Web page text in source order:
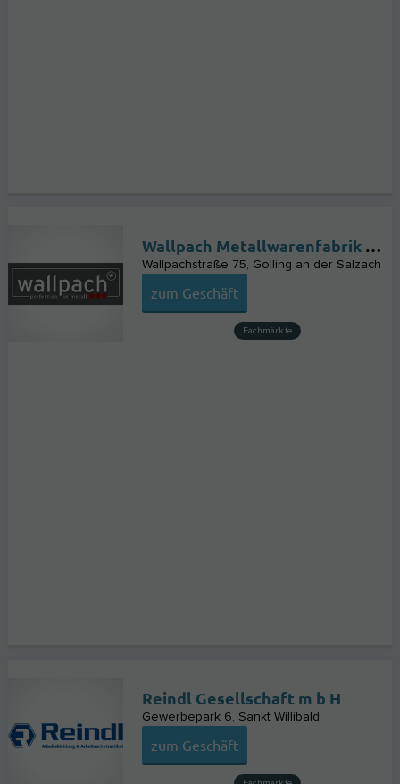
Wallpach Metallwarenfabrik GmbH
Wallpachstraße 75 Golling an der Salzach
zum Geschäft
Fachmärkte
Reindl Gesellschaft m b H
Gewerbepark 6 Sankt Willibald
zum Geschäft